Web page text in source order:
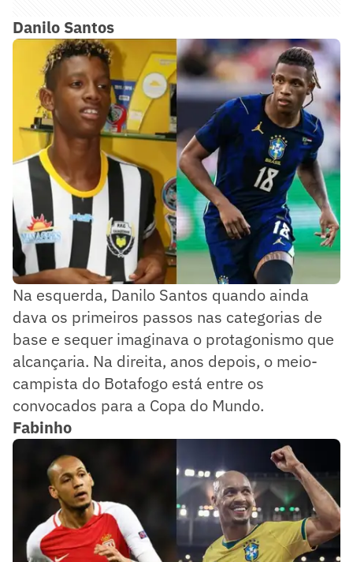
Danilo Santos
Na esquerda, Danilo Santos quando ainda
dava os primeiros passos nas categorias de
base e sequer imaginava o protagonismo que
alcançaria. Na direita, anos depois, o meio-
campista do Botafogo está entre os
convocados para a Copa do Mundo.
Fabinho